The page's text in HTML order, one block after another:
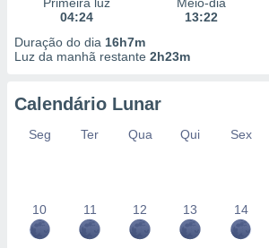
04:24
13:22
Duração do dia 16h7m
Luz da manhã restante 2h23m
Calendário Lunar
Seg Ter Qua Qui Sex
10 11 12 13 14